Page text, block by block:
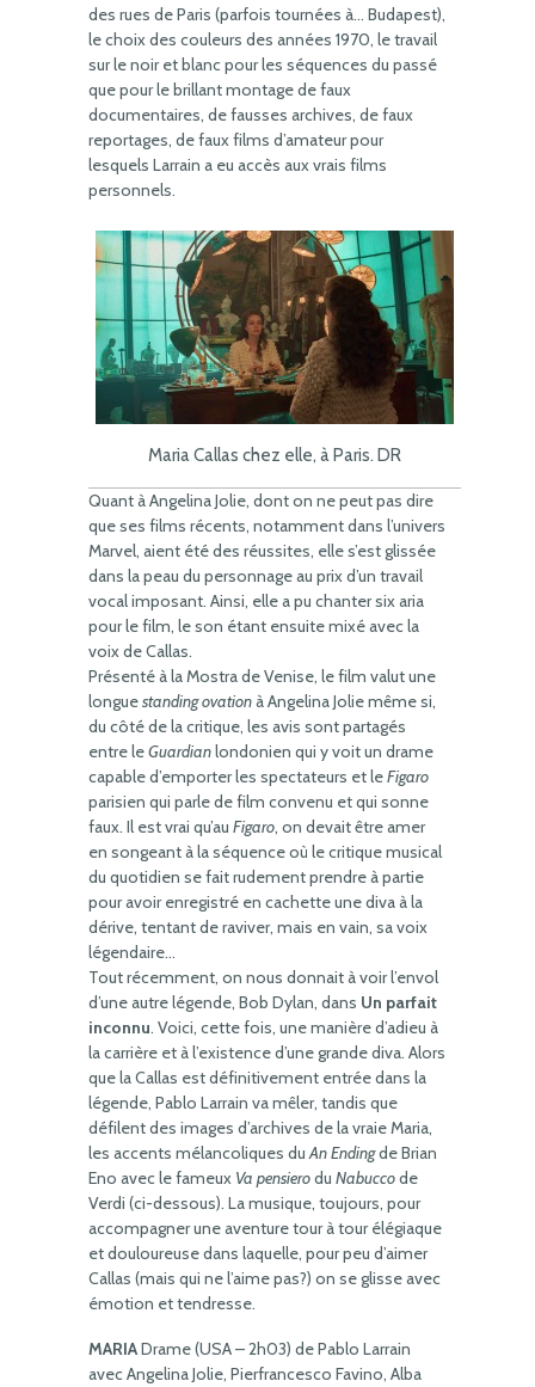
des rues de Paris (parfois tournées à… Budapest),
le choix des couleurs des années 1970, le travail
sur le noir et blanc pour les séquences du passé
que pour le brillant montage de faux
documentaires, de fausses archives, de faux
reportages, de faux films d’amateur pour
lesquels Larrain a eu accès aux vrais films
personnels.
Maria Callas chez elle, à Paris. DR
Quant à Angelina Jolie, dont on ne peut pas dire
que ses films récents, notamment dans l’univers
Marvel, aient été des réussites, elle s’est glissée
dans la peau du personnage au prix d’un travail
vocal imposant. Ainsi, elle a pu chanter six aria
pour le film, le son étant ensuite mixé avec la
voix de Callas.
Présenté à la Mostra de Venise, le film valut une
longuestanding ovationà Angelina Jolie même si,
du côté de la critique, les avis sont partagés
entre leGuardianlondonien qui y voit un drame
capable d’emporter les spectateurs et leFigaro
parisien qui parle de film convenu et qui sonne
faux. Il est vrai qu’au Figaro, on devait être amer
en songeant à la séquence où le critique musical
du quotidien se fait rudement prendre à partie
pour avoir enregistré en cachette une diva à la
dérive, tentant de raviver, mais en vain, sa voix
légendaire…
Tout récemment, on nous donnait à voir l’envol
d’une autre légende, Bob Dylan, dans Un parfait
inconnu. Voici, cette fois, une manière d’adieu à
la carrière et à l’existence d’une grande diva. Alors
que la Callas est définitivement entrée dans la
légende, Pablo Larrain va mêler, tandis que
défilent des images d’archives de la vraie Maria,
les accents mélancoliques duAn Endingde Brian
Eno avec le fameux Va pensierodu Nabuccode
Verdi (ci-dessous). La musique, toujours, pour
accompagner une aventure tour à tour élégiaque
et douloureuse dans laquelle, pour peu d’aimer
Callas (mais qui ne l’aime pas?) on se glisse avec
émotion et tendresse.
MARIADrame (USA – 2h03) de Pablo Larrain
avec Angelina Jolie, Pierfrancesco Favino, Alba